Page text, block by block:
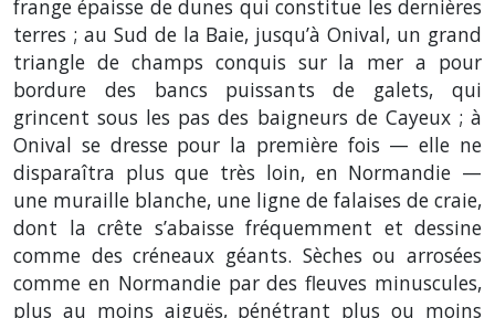
frange épaisse de dunes qui constitue les dernières
terres ; au Sud de la Baie, jusqu’à Onival, un grand
triangle de champs conquis sur la mer a pour
bordure des bancs puissants de galets, qui
grincent sous les pas des baigneurs de Cayeux ; à
Onival se dresse pour la première fois — elle ne
disparaîtra plus que très loin, en Normandie —
une muraille blanche, une ligne de falaises de craie,
dont la crête s’abaisse fréquemment et dessine
comme des créneaux géants. Sèches ou arrosées
comme en Normandie par des fleuves minuscules,
plus au moins aiguës, pénétrant plus ou moins